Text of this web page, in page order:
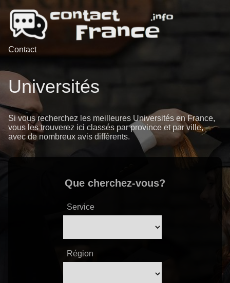
Contact
Universités
Si vous recherchez les meilleures Universités en France,
vous les trouverez ici classés par province et par ville,
avec de nombreux avis différents.
Que cherchez-vous?
Service
Région